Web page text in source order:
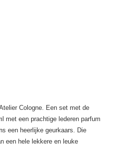
Cologne. Een set met de
met een prachtige lederen parfum
een heerlijke geurkaars. Die
een hele lekkere en leuke